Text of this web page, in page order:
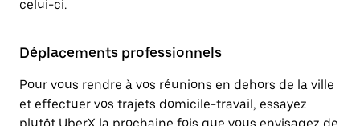
celui-ci.
Déplacements professionnels
Pour vous rendre à vos réunions en dehors de la ville
et effectuer vos trajets domicile-travail, essayez